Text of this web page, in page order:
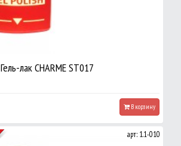
Гель-лак CHARME ST017
В корзину
арт: 1.1-010